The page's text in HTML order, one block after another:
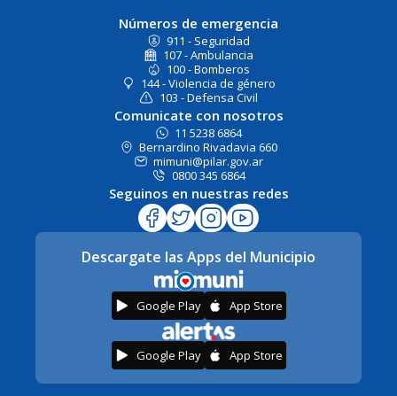
Números de emergencia
911 - Seguridad
107 - Ambulancia
100 - Bomberos
144 - Violencia de género
103 - Defensa Civil
Comunicate con nosotros
11 5238 6864
Bernardino Rivadavia 660
mimuni@pilar.gov.ar
0800 345 6864
Seguinos en nuestras redes
Descargate las Apps del Municipio
Google Play App Store
Google Play App Store